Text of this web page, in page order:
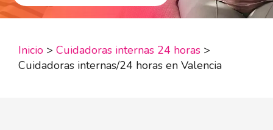
Inicio > Cuidadoras internas 24 horas >
Cuidadoras internas/24 horas en Valencia